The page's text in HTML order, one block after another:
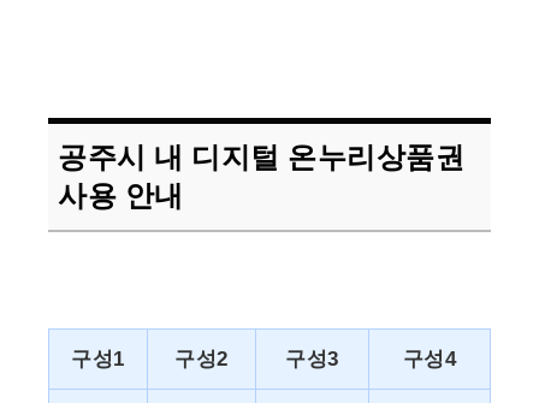
공주시 내 디지털 온누리상품권
사용 안내
구성1 구성2 구성3 구성4